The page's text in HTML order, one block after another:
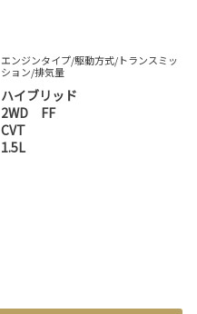
エンジンタイプ/駆動方式/トランスミッ
ション/排気量
ハイブリッド
2WD FF
CVT
1.5L